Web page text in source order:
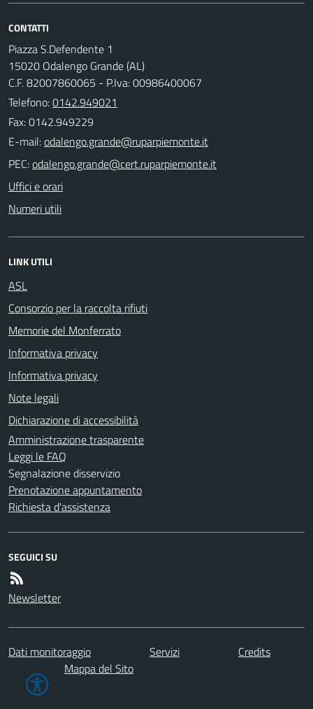
CONTATTI
Piazza S.Defendente 1
15020 Odalengo Grande (AL)
C.F. 82007860065 - P.Iva: 00986400067
Telefono:0142.949021
Fax: 0142.949229
E-mail:
PEC:
Uffici e orari
Numeri utili
LINK UTILI
ASL
Consorzio per la raccolta rifiuti
Memorie del Monferrato
Informativa privacy
Informativa privacy
Note legali
Dichiarazione di accessibilità
Amministrazione trasparente
Leggi le FAQ
Segnalazione disservizio
Prenotazione appuntamento
Richiesta d'assistenza
SEGUICI SU
Newsletter
Dati monitoraggio Servizi
Credits
Mappa del Sito